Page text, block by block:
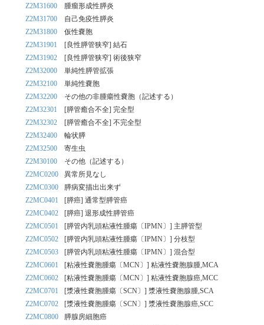
Z2M31600
腫瘤形成性膵炎
Z2M31700
自己免疫性膵炎
Z2M31800
仮性嚢胞
Z2M31901
[良性膵管狭窄] 結石
Z2M31902
[良性膵管狭窄] 術後狭窄
Z2M32000
単純性膵管拡張
Z2M32100
単純性嚢胞
Z2M32200
その他の非腫瘍性嚢胞（記述する）
Z2M32301
[膵管癒合不全] 完全型
Z2M32302
[膵管癒合不全] 不完全型
Z2M32400
輪状膵
Z2M32500
寄生虫
Z2M30100
その他（記述する）
Z2MC0200
異常所見なし
Z2MC0300
膵病変描出出来ず
Z2MC0401
[膵癌] 通常型膵管癌
Z2MC0402
[膵癌] 退形成性膵管癌
Z2MC0501
[膵管内乳頭粘液性腫瘍〔IPMN〕] 主膵管型
Z2MC0502
[膵管内乳頭粘液性腫瘍〔IPMN〕] 分枝型
Z2MC0503
[膵管内乳頭粘液性腫瘍〔IPMN〕] 混合型
Z2MC0601
[粘液性嚢胞腫瘍〔MCN〕] 粘液性嚢胞腺腫,MCA
Z2MC0602
[粘液性嚢胞腫瘍〔MCN〕] 粘液性嚢胞腺癌,MCC
Z2MC0701
[漿液性嚢胞腫瘍〔SCN〕] 漿液性嚢胞腺腫,SCA
Z2MC0702
[漿液性嚢胞腫瘍〔SCN〕] 漿液性嚢胞腺癌,SCC
Z2MC0800
膵腺房細胞癌